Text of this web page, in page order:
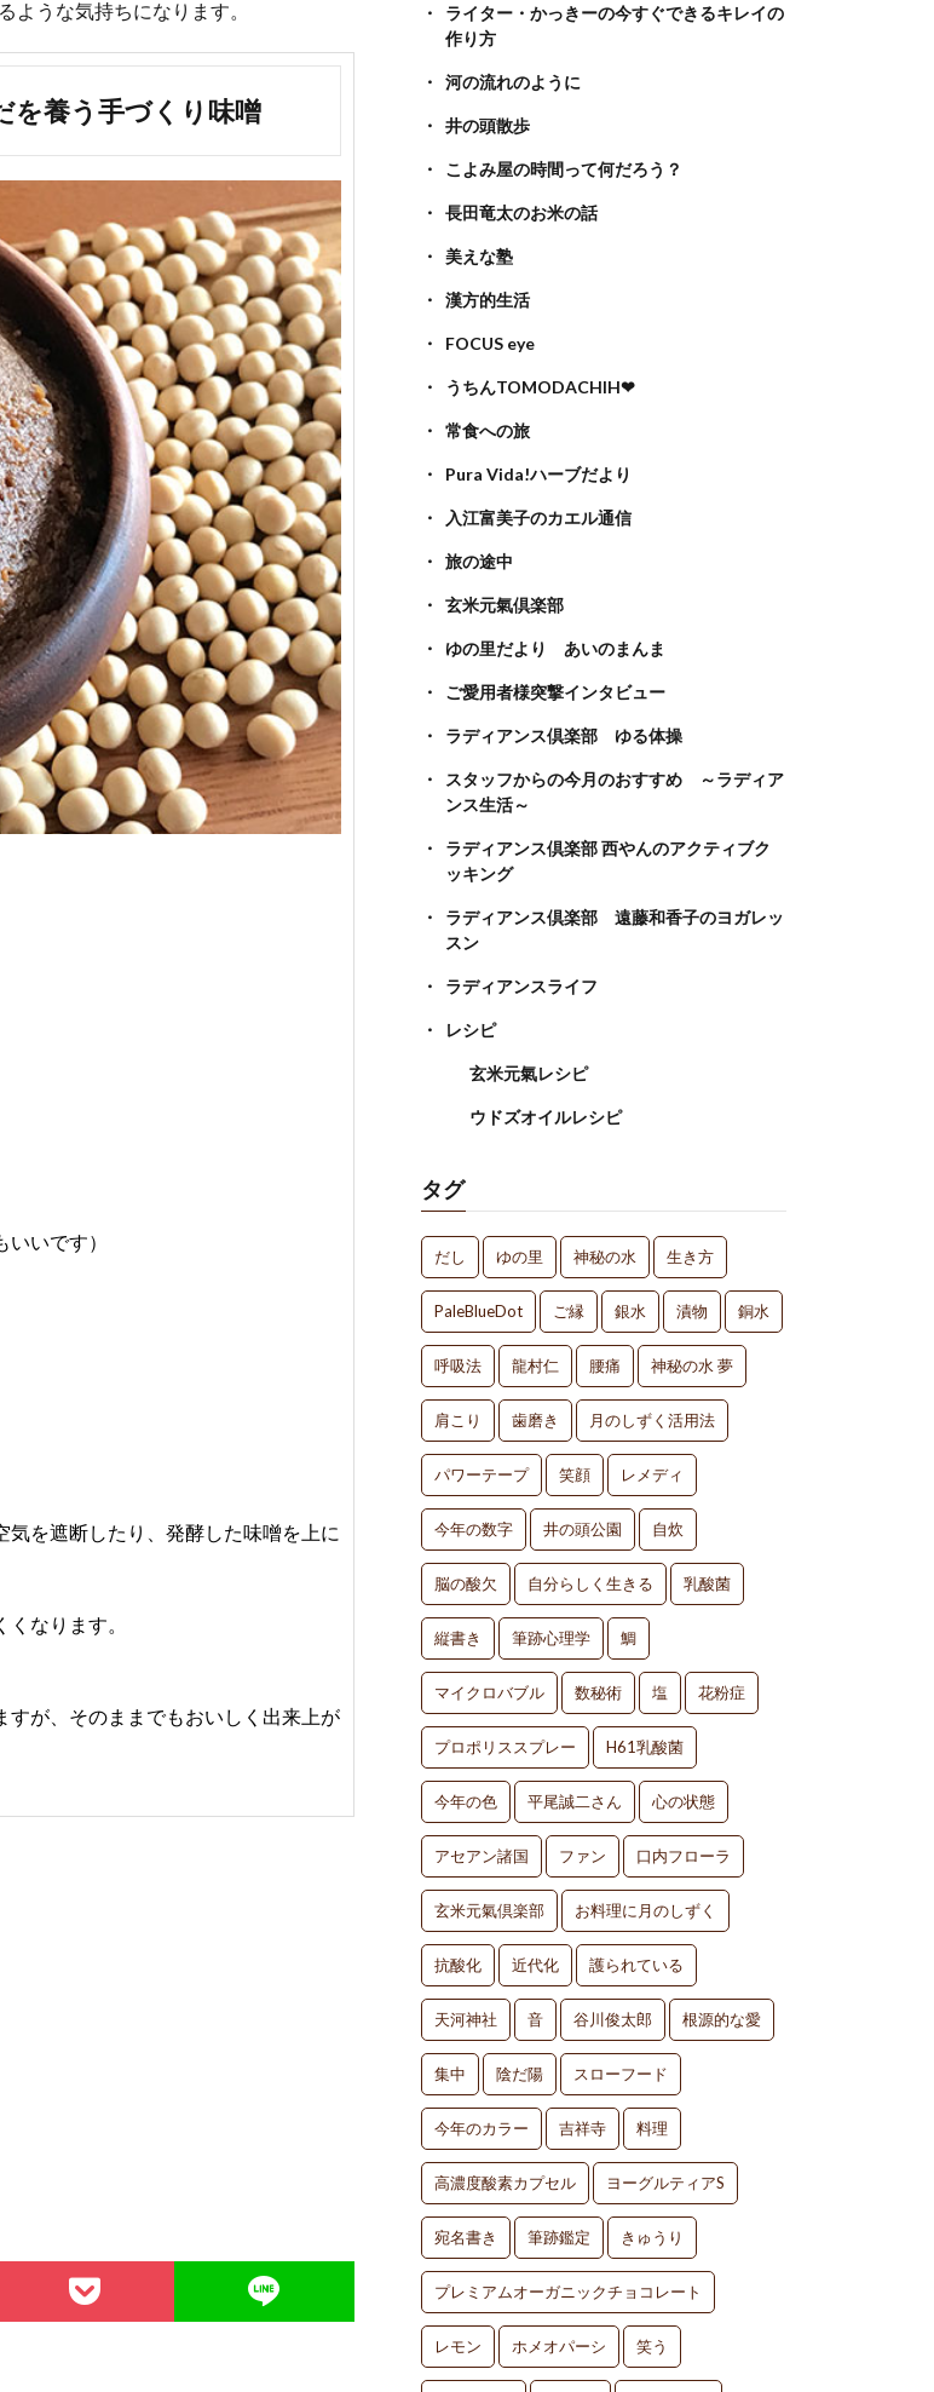
うな気持ちになります。
を養う手づくり味噌
いです）
を遮断したり、発酵した味噌を上に
なります。
が、そのままでもおいしく出来上が
ライター・かっきーの今すぐできるキレイの
作り方
河の流れのように
井の頭散歩
こよみ屋の時間って何だろう？
長田竜太のお米の話
美えな塾
漢方的生活
FOCUS eye
うちんTOMODACHIH❤
常食への旅
Pura Vida!ハーブだより
入江富美子のカエル通信
旅の途中
玄米元氣倶楽部
ゆの里だより あいのまんま
ご愛用者様突撃インタビュー
ラディアンス倶楽部 ゆる体操
スタッフからの今月のおすすめ ～ラディア
ンス生活～
ラディアンス倶楽部 西やんのアクティブク
ッキング
ラディアンス倶楽部 遠藤和香子のヨガレッ
スン
ラディアンスライフ
レシピ
玄米元氣レシピ
ウドズオイルレシピ
タグ
だし ゆの里 神秘の水 生き方
PaleBlueDot ご縁 銀水 漬物 銅水
呼吸法 龍村仁 腰痛 神秘の水 夢
肩こり 歯磨き 月のしずく活用法
パワーテープ 笑顔 レメディ
今年の数字 井の頭公園 自炊
脳の酸欠 自分らしく生きる 乳酸菌
縦書き 筆跡心理学 鯛
マイクロバブル 数秘術 塩 花粉症
プロポリススプレー H61乳酸菌
今年の色 平尾誠二さん 心の状態
アセアン諸国 ファン 口内フローラ
玄米元氣倶楽部 お料理に月のしずく
抗酸化 近代化 護られている
天河神社 音 谷川俊太郎 根源的な愛
集中 陰だ陽 スローフード
今年のカラー 吉祥寺 料理
高濃度酸素カプセル ヨーグルティアS
宛名書き 筆跡鑑定 きゅうり
プレミアムオーガニックチョコレート
レモン ホメオパーシ 笑う